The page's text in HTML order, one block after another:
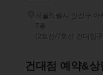
서울특별시 광진구 아
7층
(2호선/7호선 건대입
건대점 예약&상